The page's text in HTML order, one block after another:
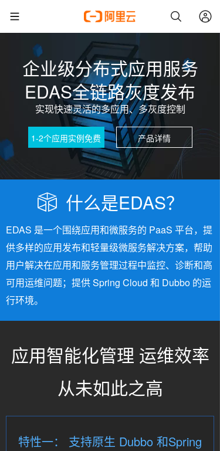
企业级分布式应用服务
EDAS全链路灰度发布
实现快速灵活的多应用、多灰度控制
1-2个应用实例免费 产品详情
什么是EDAS？
EDAS 是一个围绕应用和微服务的 PaaS 平台，提
供多样的应用发布和轻量级微服务解决方案，帮助
用户解决在应用和服务管理过程中监控、诊断和高
可用运维问题；提供 Spring Cloud 和 Dubbo 的运
行环境。
应用智能化管理 运维效率
从未如此之高
特性一： 支持原生 Dubbo 和Spring